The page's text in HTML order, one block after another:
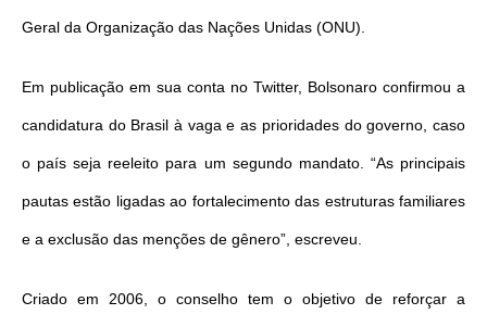
Geral da Organização das Nações Unidas (ONU).
Em publicação em sua conta no Twitter, Bolsonaro confirmou a
candidatura do Brasil à vaga e as prioridades do governo, caso
o país seja reeleito para um segundo mandato. “As principais
pautas estão ligadas ao fortalecimento das estruturas familiares
e a exclusão das menções de gênero”, escreveu.
Criado em 2006, o conselho tem o objetivo de reforçar a